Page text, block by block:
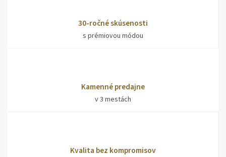
30-ročné skúsenosti
s prémiovou módou
Kamenné predajne
v 3 mestách
Kvalita bez kompromisov